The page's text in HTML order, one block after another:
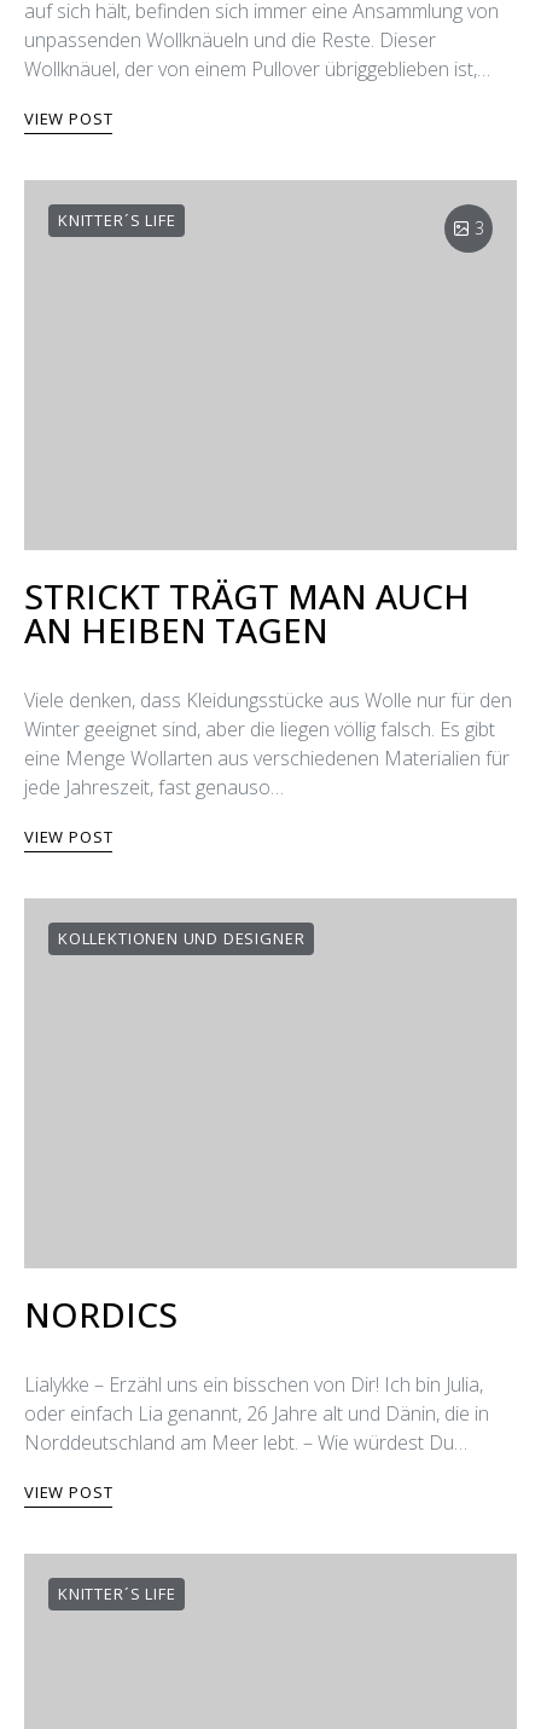
auf sich hält, befinden sich immer eine Ansammlung von
unpassenden Wollknäueln und die Reste. Dieser
Wollknäuel, der von einem Pullover übriggeblieben ist,…
VIEW POST
KNITTER´S LIFE 3
STRICKT TRÄGT MAN AUCH
AN HEIΒEN TAGEN
Viele denken, dass Kleidungsstücke aus Wolle nur für den
Winter geeignet sind, aber die liegen völlig falsch. Es gibt
eine Menge Wollarten aus verschiedenen Materialien für
jede Jahreszeit, fast genauso…
VIEW POST
KOLLEKTIONEN UND DESIGNER
NORDICS
Lialykke – Erzähl uns ein bisschen von Dir! Ich bin Julia,
oder einfach Lia genannt, 26 Jahre alt und Dänin, die in
Norddeutschland am Meer lebt. – Wie würdest Du…
VIEW POST
KNITTER´S LIFE